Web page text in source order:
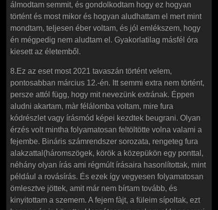
álmodtam semmit, és gondolkodtam hogy ez hogyan
történt és most mikor és hogyan aludhattam el mert mint
mondtam, teljesen éber voltam, és jól emlékszem, hogy
én mégpedig nem aludtam el. Gyakorlatilag másfél óra
kiesett az életemből.
8.Ez az eset most 2021 tavaszán történt velem,
pontosabban március 12.-én. Itt semmi extra nem történt,
persze attól függ, hogy mit nevezünk extrának. Éppen
aludni akartam, màr félálomba voltam, mire fura
kódrészlet vagy írásmód képei kezdtek beugrani. Olyan
érzés volt mintha folyamatosan feltöltötte volna valami a
fejembe. Bináris számrendszer sorozata, rengeteg fura
alakzattal(háromszögek, körök a közepükön egy ponttal,
néhány olyan írás ami régmúlt írásaira hasonlítottak, mint
például a rovásírás. És ezek így vegyesen folyamatosan
ömlesztve jöttek, amit már nem bírtam tovább, és
kinyitottam a szemem. A fejem fàjt, a füleim sípoltak, ezt